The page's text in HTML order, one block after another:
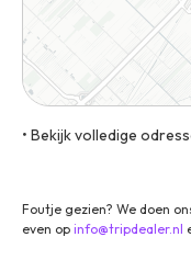
• Bekijk volledige
Foutje gezien? We doen
even op info@tripdealer.nl